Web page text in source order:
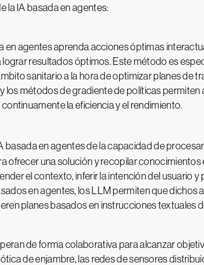
la IA basada en agentes:
en agentes aprenda acciones óptimas
resultados óptimos. Este método es
sanitario a la hora de optimizar planes de
los métodos de gradiente de políticas permiten
la eficiencia y el rendimiento.
basada en agentes de la capacidad de
ofrecer una solución y recopilar
el contexto, inferir la intención del usuario
en agentes, los LLM permiten que
planes basados en instrucciones textuales
de forma colaborativa para alcanzar
de enjambre, las redes de sensores